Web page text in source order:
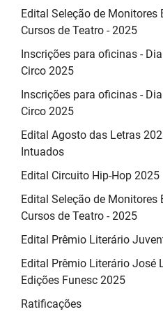
Edital Seleção de Monitores
Cursos de Teatro - 2025
Inscrições para oficinas -
Circo 2025
Inscrições para oficinas -
Circo 2025
Edital Agosto das Letras
Intuados
Edital Circuito Hip-Hop 2025
Edital Seleção de Monitores
Cursos de Teatro - 2025
Edital Prêmio Literário
Edital Prêmio Literário José
Edições Funesc 2025
Ratificações